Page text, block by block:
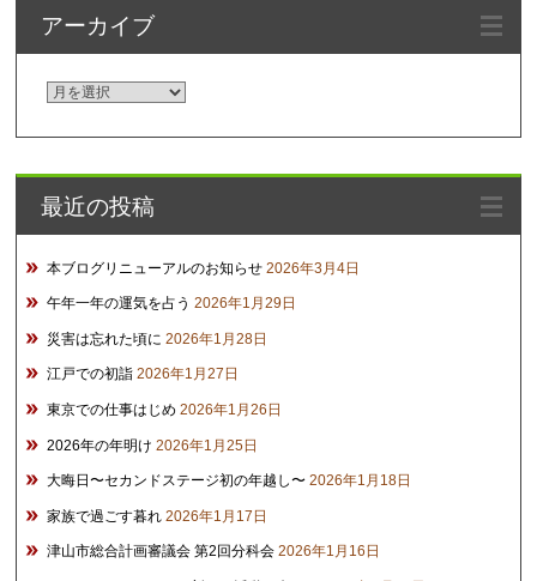
アーカイブ
ア
イ
ブ
最近の投稿
本ブログリニューアルのお知らせ 2026年3月4日
午年一年の運気を占う 2026年1月29日
災害は忘れた頃に 2026年1月28日
江戸での初詣 2026年1月27日
東京での仕事はじめ 2026年1月26日
2026年の年明け 2026年1月25日
大晦日〜セカンドステージ初の年越し〜 2026年1月18日
家族で過ごす暮れ 2026年1月17日
津山市総合計画審議会 第2回分科会 2026年1月16日